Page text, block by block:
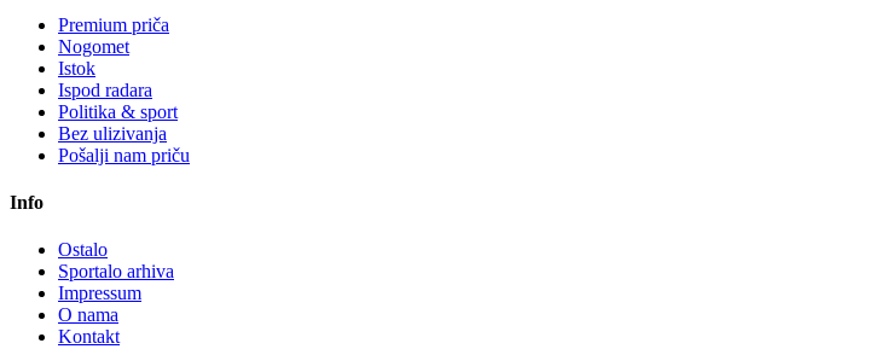
Premium priča
Nogomet
Istok
Ispod radara
Politika & sport
Bez ulizivanja
Pošalji nam priču
Info
Ostalo
Sportalo arhiva
Impressum
O nama
Kontakt